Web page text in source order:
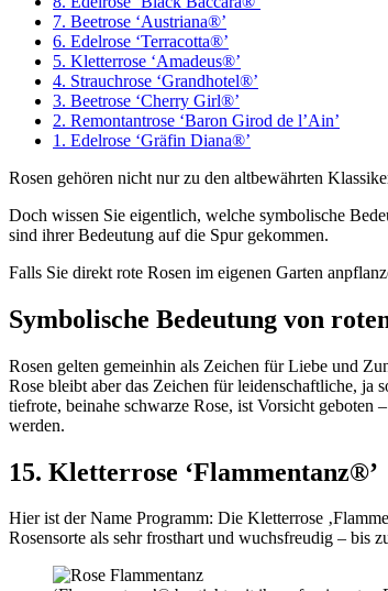
7. Beetrose ‘Austriana®’
6. Edelrose ‘Terracotta®’
5. Kletterrose ‘Amadeus®’
4. Strauchrose ‘Grandhotel®’
3. Beetrose ‘Cherry Girl®’
2. Remontantrose ‘Baron Girod de l’Ain’
1. Edelrose ‘Gräfin Diana®’
Rosen gehören nicht nur zu den altbewährten
Doch wissen Sie eigentlich, welche symbolische
sind ihrer Bedeutung auf die Spur gekommen.
Falls Sie direkt rote Rosen im eigenen Garten
Symbolische Bedeutung von
Rosen gelten gemeinhin als Zeichen für Liebe und
Rose bleibt aber das Zeichen für leidenschaftliche, ja
tiefrote, beinahe schwarze Rose, ist Vorsicht geboten
werden.
15. Kletterrose ‘Flammentanz®’
Hier ist der Name Programm: Die Kletterrose
Rosensorte als sehr frosthart und wuchsfreudig – bis